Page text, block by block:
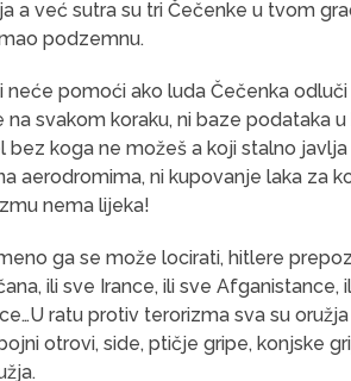
a već sutra su tri Čečenke u tvom
podzemnu.
neće pomoći ako luda Čečenka
na svakom koraku, ni baze podataka
bez koga ne možeš a koji stalno
aerodromima, ni kupovanje laka za
nema lijeka!
ga se može locirati, hitlere
ili sve Irance, ili sve Afganistance,
ratu protiv terorizma sva su
otrovi, side, ptičje gripe, konjske